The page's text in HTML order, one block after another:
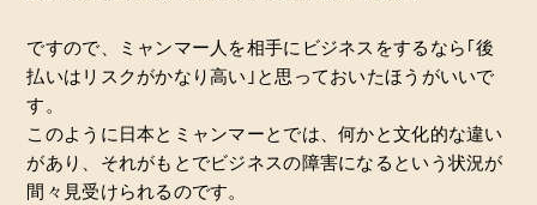
ですので、ミャンマー人を相手にビジネスをするなら｢後
払いはリスクがかなり高い｣と思っておいたほうがいいで
す。
このように日本とミャンマーとでは、何かと文化的な違い
があり、それがもとでビジネスの障害になるという状況が
間々見受けられるのです。